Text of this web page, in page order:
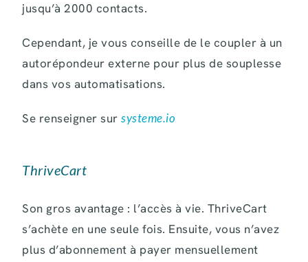
jusqu’à 2000 contacts.
Cependant, je vous conseille de le coupler à un
autorépondeur externe pour plus de souplesse
dans vos automatisations.
Se renseigner sursysteme.io
ThriveCart
Son gros avantage : l’accès à vie. ThriveCart
s’achète en une seule fois. Ensuite, vous n’avez
plus d’abonnement à payer mensuellement